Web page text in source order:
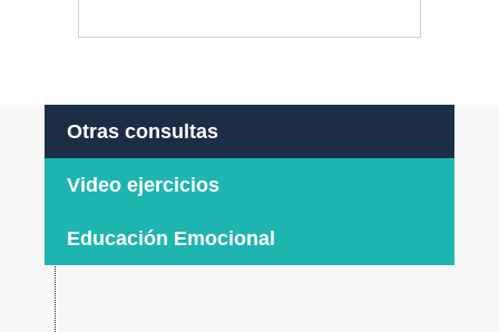
Otras consultas
Video ejercicios
Educación Emocional